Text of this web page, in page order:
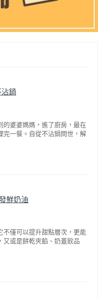
沾鍋
的婆婆媽媽，進了廚房，最在
完一餐。自從不沾鍋問世，解
排行榜的前幾名。然而如何
鮮奶油
不僅可以提升甜點層次，更能
又或是餅乾夾餡、奶蓋飲品